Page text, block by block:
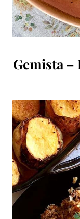
Gemista